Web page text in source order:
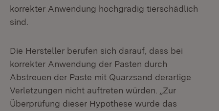
korrekter Anwendung hochgradig tierschädlich
sind.
Die Hersteller berufen sich darauf, dass bei
korrekter Anwendung der Pasten durch
Abstreuen der Paste mit Quarzsand derartige
Verletzungen nicht auftreten würden. „Zur
Überprüfung dieser Hypothese wurde das